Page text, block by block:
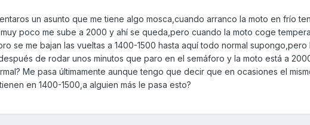
un asunto que me tiene algo mosca,cuando arranco la moto en frío
poco me sube a 2000 y ahí se queda,pero cuando la moto coge
se me bajan las vueltas a 1400-1500 hasta aquí todo normal supongo,pero
de rodar unos minutos que paro en el semáforo y la moto está a
Me pasa últimamente aunque tengo que decir que en ocasiones el
en 1400-1500,a alguien más le pasa esto?